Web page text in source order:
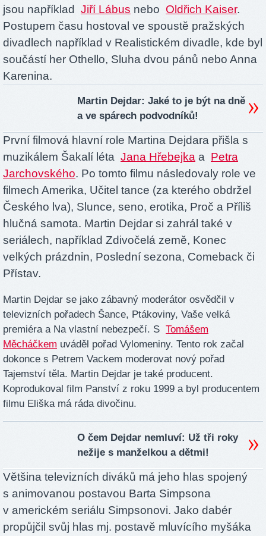
jsou například
Jiří Lábus nebo Oldřich Kaiser.
Postupem času hostoval ve spoustě pražských
divadlech například v Realistickém divadle, kde byl
součástí her Othello, Sluha dvou pánů nebo Anna
Karenina.
Martin Dejdar: Jaké to je být na dně
a ve spárech podvodníků!
První filmová hlavní role Martina Dejdara přišla s
muzikálem Šakalí léta Jana Hřebejka a Petra
Jarchovského. Po tomto filmu následovaly role ve
filmech Amerika, Učitel tance (za kterého obdržel
Českého lva), Slunce, seno, erotika, Proč a Příliš
hlučná samota. Martin Dejdar si zahrál také v
seriálech, například Zdivočelá země, Konec
velkých prázdnin, Poslední sezona, Comeback či
Přístav.
Martin Dejdar se jako zábavný moderátor osvědčil v
televizních pořadech Šance, Ptákoviny, Vaše velká
premiéra a Na vlastní nebezpečí. S Tomášem
Měcháčkem uváděl pořad Vylomeniny. Tento rok začal
dokonce s Petrem Vackem moderovat nový pořad
Tajemství těla. Martin Dejdar je také producent.
Koprodukoval film Panství z roku 1999 a byl producentem
filmu Eliška má ráda divočinu.
O čem Dejdar nemluví: Už tři roky
nežije s manželkou a dětmi!
Většina televizních diváků má jeho hlas spojený
s animovanou postavou Barta Simpsona
v americkém seriálu Simpsonovi. Jako dabér
propůjčil svůj hlas mj. postavě mluvícího myšáka